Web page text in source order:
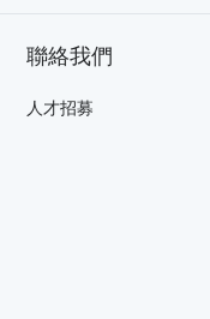
聯絡我們
人才招募